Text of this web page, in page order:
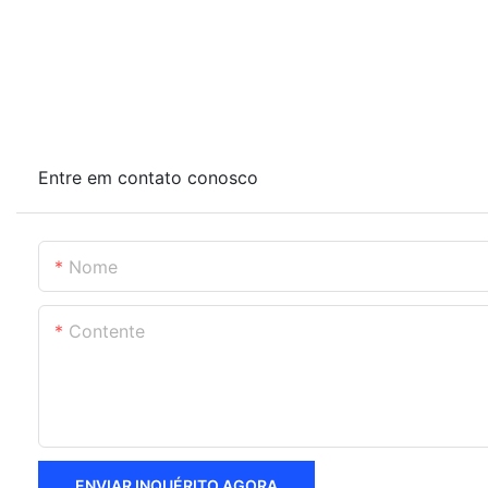
Entre em contato conosco
Nome
Contente